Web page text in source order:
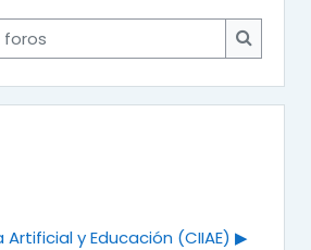
Buscar
y Educación (CIIAE) ▶︎